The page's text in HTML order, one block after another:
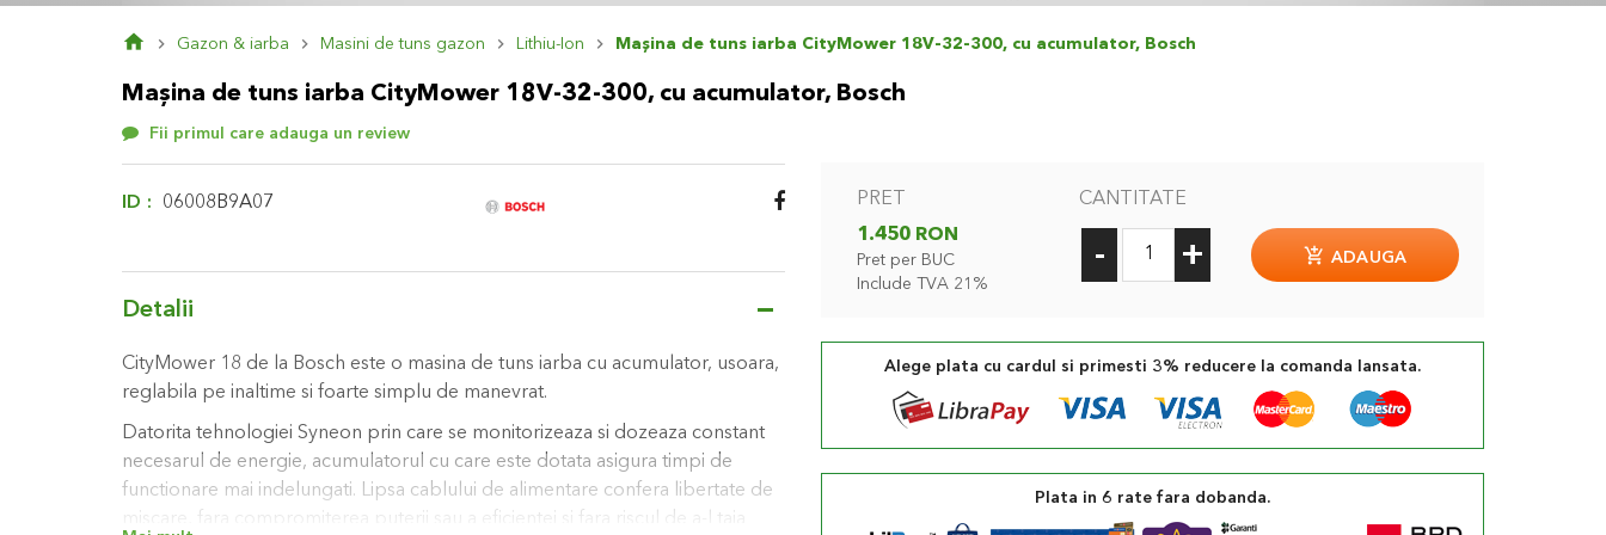
Gazon & iarba Masini de tuns gazon Lithiu-Ion Maşina de tuns iarba CityMower 18V-32-300, cu acumulator, Bosch
Maşina de tuns iarba CityMower 18V-32-300, cu acumulator, Bosch
Fii primul care adauga un review
PRET
1.450 RON
Pret per BUC
Include TVA 21%
CANTITATE
- + ADAUGA
Alege plata cu cardul si primesti 3% reducere la comanda lansata.
Plata in 6 rate fara dobanda.
ID 06008B9A07
Detalii
CityMower 18 de la Bosch este o masina de tuns iarba cu acumulator, usoara,
reglabila pe inaltime si foarte simplu de manevrat.
Datorita tehnologiei Syneon prin care se monitorizeaza si dozeaza constant
necesarul de energie, acumulatorul cu care este dotata asigura timpi de
functionare mai indelungati. Lipsa cablului de alimentare confera libertate de
miscare, fara compromiterea puterii sau a eficientei si fara riscul de a-l taia